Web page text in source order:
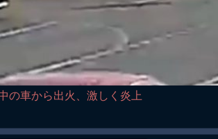
の車から出火、激しく炎上